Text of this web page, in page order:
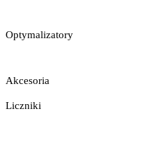
Optymalizatory
Akcesoria
Liczniki